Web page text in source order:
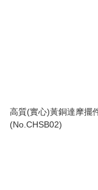
高質(實心)黃銅達摩擺
(No.CHSB02)